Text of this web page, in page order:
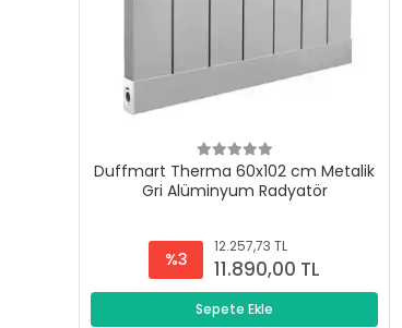
Duffmart Therma 60x102 cm Metalik
Gri Alüminyum Radyatör
%3
12.257,73 TL
11.890,00 TL
Sepete Ekle